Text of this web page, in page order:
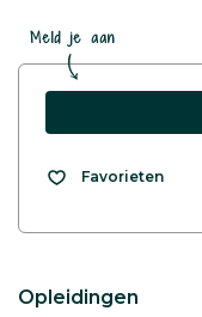
Meld je aan
Favorieten
Opleidingen